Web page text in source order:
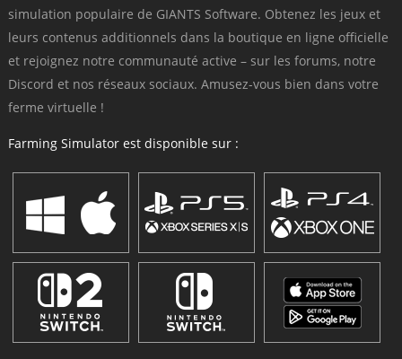
simulation populaire de GIANTS Software. Obtenez les jeux et
leurs contenus additionnels dans la boutique en ligne officielle
et rejoignez notre communauté active – sur les forums, notre
Discord et nos réseaux sociaux. Amusez-vous bien dans votre
ferme virtuelle !
Farming Simulator est disponible sur :